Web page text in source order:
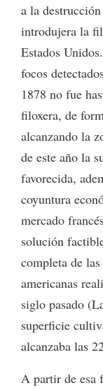
a la
introdujera la
Estados
focos
1878 no fue
filoxera, de
alcanzando la
de este año la
favorecida,
coyuntura
mercado
solución
completa de
americanas
siglo pasado
superficie
alcanzaba las
A partir de esa